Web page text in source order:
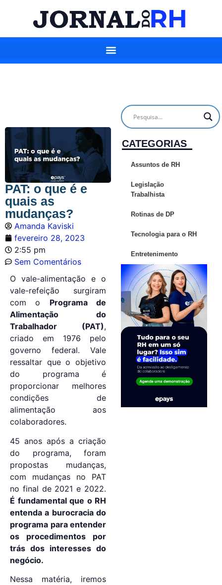
PAT: o que é e
quais as
mudanças?
Amanda Kaviski
fevereiro 28, 2023
2:55 pm
Sem Comentários
O vale-alimentação e o
vale-refeição surgiram
com o Programa de
Alimentação do
Trabalhador (PAT),
criado em 1976 pelo
governo federal. Vale
ressaltar que o objetivo
do programa é
proporcionar melhores
condições de
alimentação aos
colaboradores.
45 anos após a criação
do programa, foram
propostas mudanças,
com mudanças no PAT
no final de 2021 e 2022.
É fundamental que o RH
entenda a burocracia do
programa para entender
os procedimentos por
trás dos interesses do
negócio.
Nessa matéria, iremos
CATEGORIAS
Assuntos de RH
Legislação
Trabalhista
Rotinas de DP
Tecnologia para o RH
Entretenimento